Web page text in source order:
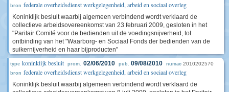
bron federale overheidsdienst werkgelegenheid, arbeid en sociaal overleg
Koninklijk besluit waarbij algemeen verbindend wordt verklaard de
collectieve arbeidsovereenkomst van 23 februari 2009, gesloten in het
"Paritair Comité voor de bedienden uit de voedingsnijverheid, tot
ontbinding van het "Waarborg- en Sociaal Fonds der bedienden van de
suikernijverheid en haar bijproducten"
type koninklijk besluit prom. 02/06/2010 pub. 09/08/2010 numac 2010202570
bron federale overheidsdienst werkgelegenheid, arbeid en sociaal overleg
Koninklijk besluit waarbij algemeen verbindend wordt verklaard de